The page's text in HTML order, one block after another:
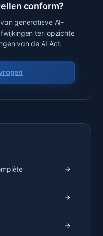
conform?
generatieve AI-
ten opzichte
van de AI Act.